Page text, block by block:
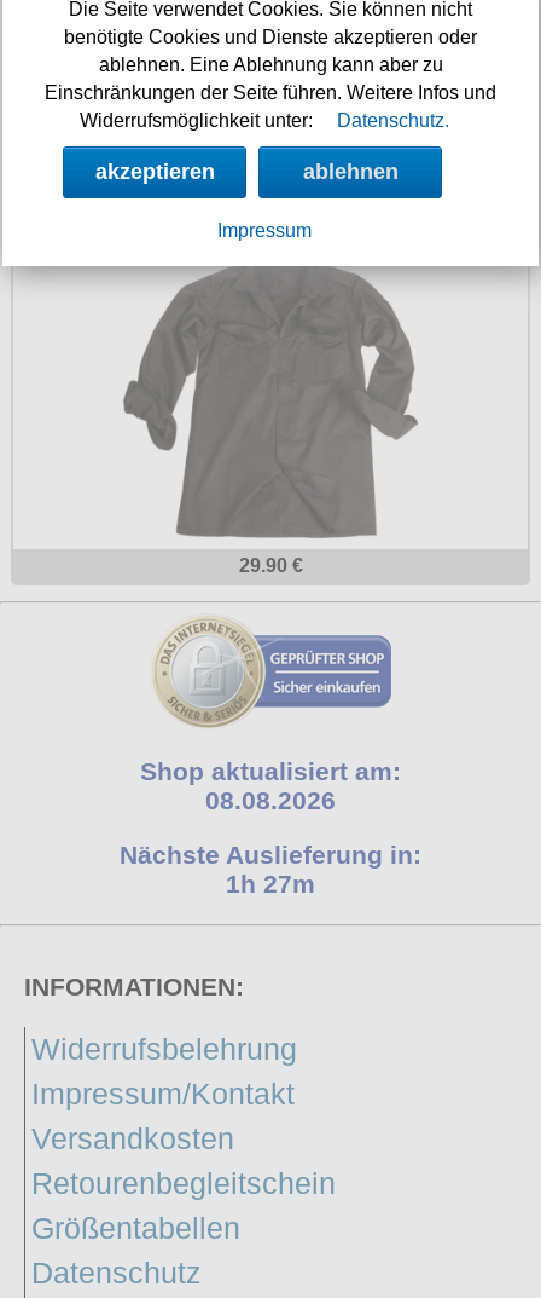
BW Diensthemd langarm
29.90 €
Shop aktualisiert am:
08.08.2026
Nächste Auslieferung in:
1h 27m
INFORMATIONEN:
Widerrufsbelehrung
Impressum/Kontakt
Versandkosten
Retourenbegleitschein
Größentabellen
Datenschutz
Die Seite verwendet Cookies. Sie können nicht
benötigte Cookies und Dienste akzeptieren oder
ablehnen. Eine Ablehnung kann aber zu
Einschränkungen der Seite führen. Weitere Infos und
Widerrufsmöglichkeit unter:
Datenschutz.
akzeptieren ablehnen
Impressum